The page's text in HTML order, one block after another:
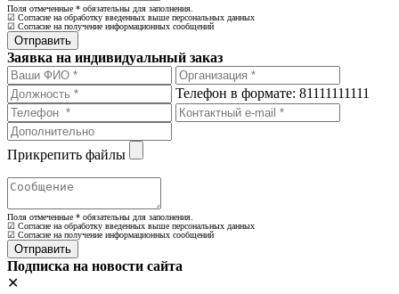
Поля отмеченные * обязательны для заполнения.
☑ Согласие на обработку введенных выше персональных данных
☑ Согласие на получение информационных сообщений
Заявка на индивидуальный заказ
Телефон в формате: 81111111111
Прикрепить файлы
Поля отмеченные * обязательны для заполнения.
☑ Согласие на обработку введенных выше персональных данных
☑ Согласие на получение информационных сообщений
Подписка на новости сайта
✕